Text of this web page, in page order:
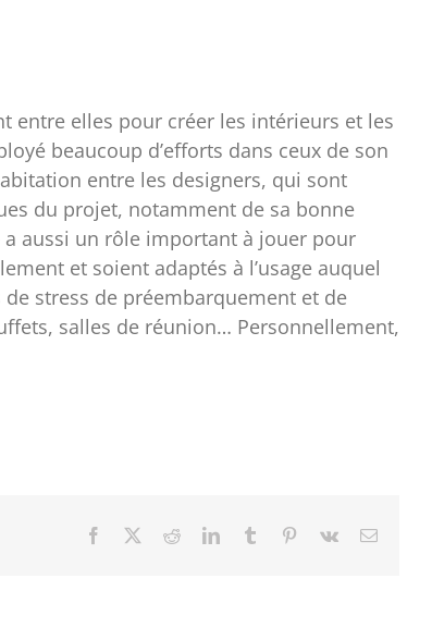
entre elles pour créer les intérieurs et les
beaucoup d’efforts dans ceux de son
entre les designers, qui sont
du projet, notamment de sa bonne
aussi un rôle important à jouer pour
et soient adaptés à l’usage auquel
stress de préembarquement et de
salles de réunion… Personnellement,
Facebook RedditLinkedInTumblr Pinterest
Vk Email